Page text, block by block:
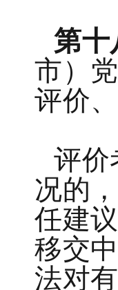
第十
市）
评价
评价
况的
任建
移交
法对